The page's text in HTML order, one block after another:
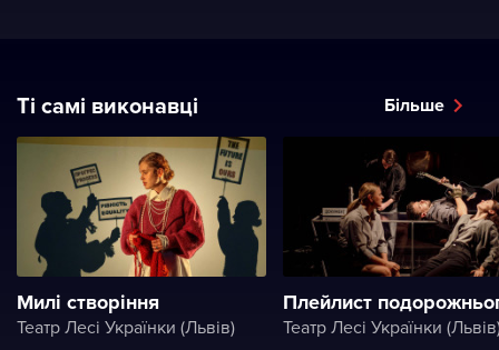
Ті самі виконавці Більше
Милі створіння
Театр Лесі Українки (Львів)
Плейлист
Театр Лесі Українки